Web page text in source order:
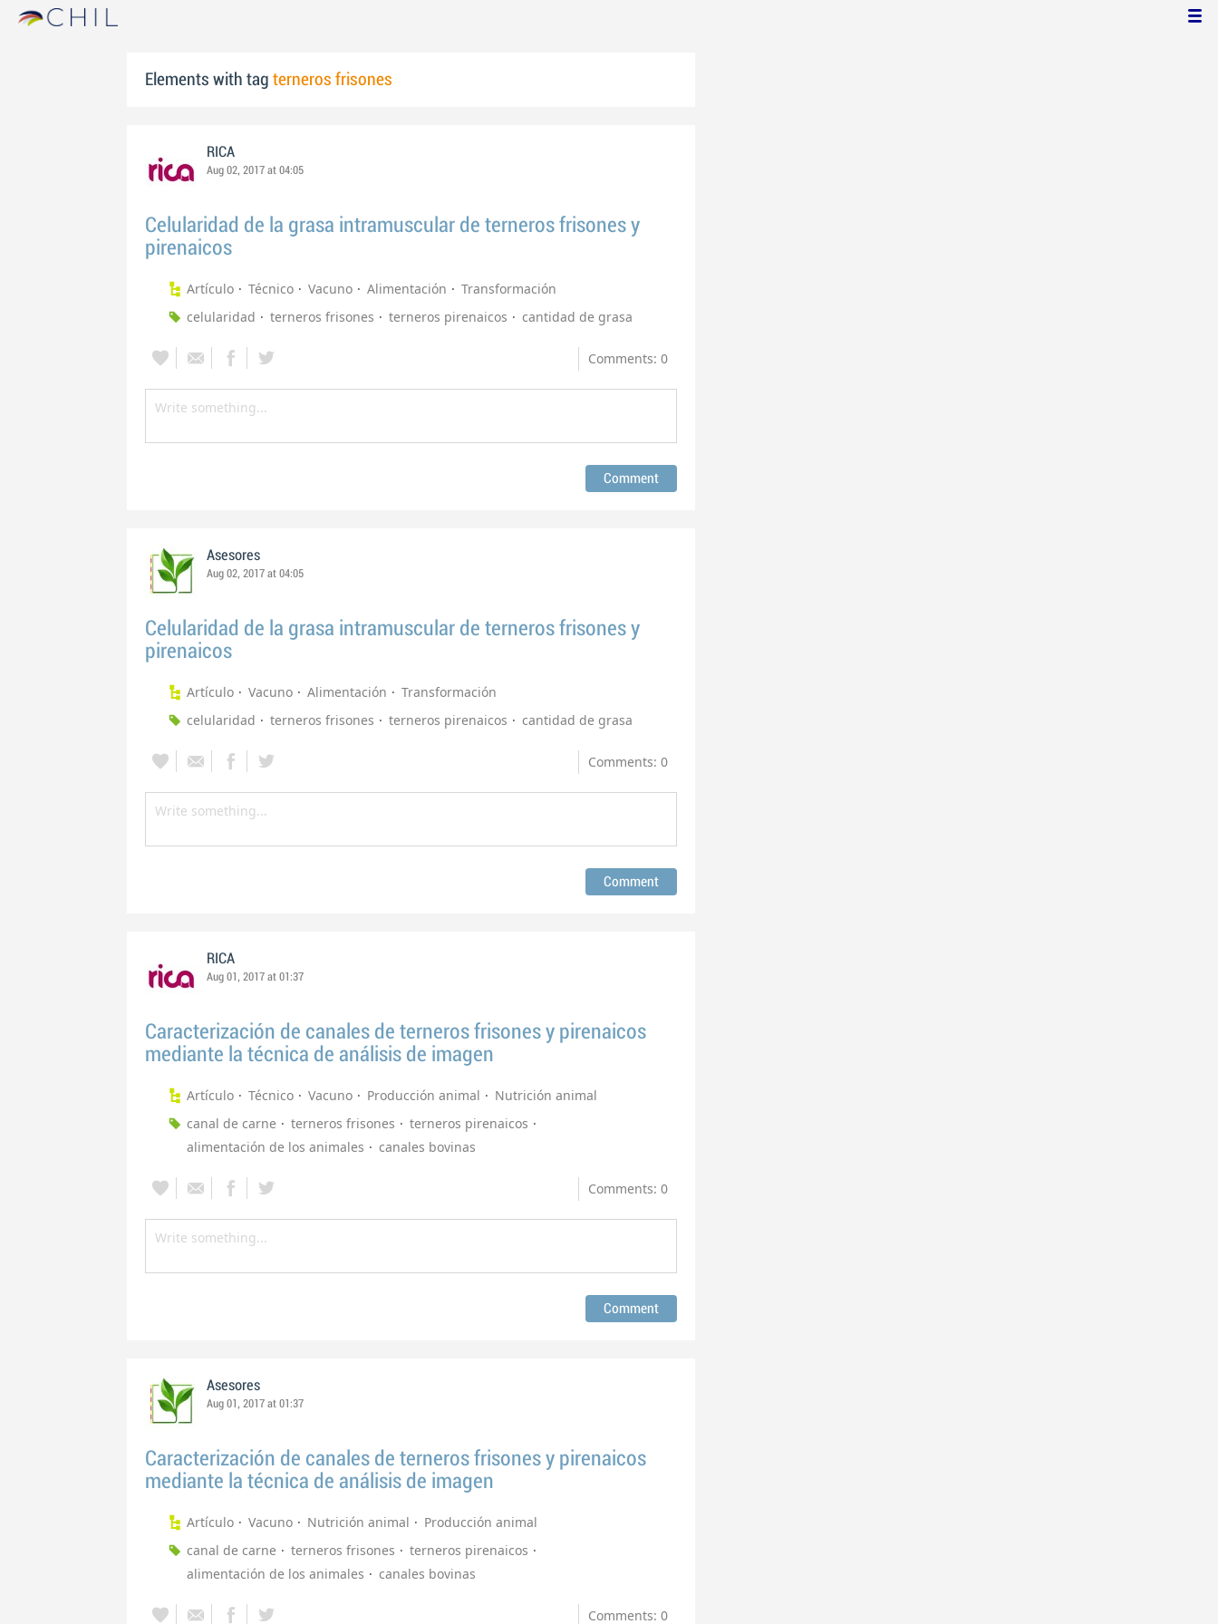
Elements with tag terneros frisones
RICA
Aug 02, 2017 at 04:05
Celularidad de la grasa intramuscular de terneros frisones y
pirenaicos
Artículo Técnico Vacuno Alimentación
Transformación
celularidad
terneros frisones terneros pirenaicos cantidad de grasa
Comments: 0
Asesores
Aug 02, 2017 at 04:05
Celularidad de la grasa intramuscular de terneros frisones y
pirenaicos
Artículo Vacuno Alimentación
Transformación
celularidad
terneros frisones terneros pirenaicos cantidad de grasa
Comments: 0
RICA
Aug 01, 2017 at 01:37
Caracterización de canales de terneros frisones y pirenaicos
mediante la técnica de análisis de imagen
Artículo Técnico Vacuno Producción animal
Nutrición animal
canal de carne
terneros frisones
terneros pirenaicos
alimentación de los animales
canales bovinas
Comments: 0
Asesores
Aug 01, 2017 at 01:37
Caracterización de canales de terneros frisones y pirenaicos
mediante la técnica de análisis de imagen
Artículo Vacuno Nutrición animal
Producción animal
canal de carne
terneros frisones
terneros pirenaicos
alimentación de los animales
canales bovinas
Comments: 0